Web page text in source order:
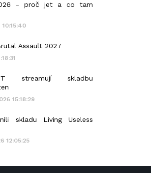
- proč jet a co tam
Assault 2027
streamují skladbu
15:18:29
skladu Living Useless
12:05:25